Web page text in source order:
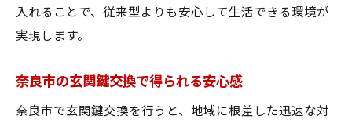
入れることで、従来型よりも安心して生活できる環境が
実現します。
奈良市の玄関鍵交換で得られる安心感
奈良市で玄関鍵交換を行うと、地域に根差した迅速な対